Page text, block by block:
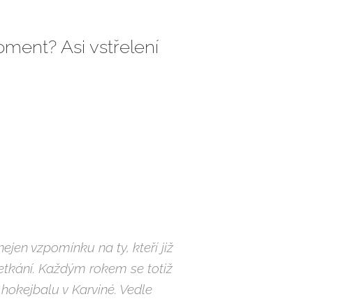
Asi vstřelení
vzpomínku na ty, kteří již
Každým rokem se totiž
v Karviné. Vedle